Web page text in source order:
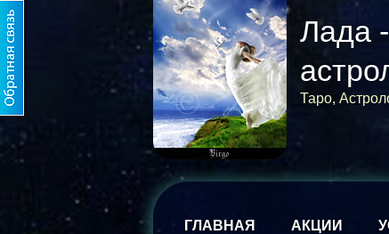
Лада
Таро,
ГЛАВНАЯ АКЦИИ